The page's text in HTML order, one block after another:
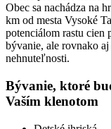
Obec sa nachádza na
km od mesta Vysoké
potenciálom rastu
bývanie, ale rovnako
nehnuteľnosti.
Bývanie, ktoré
Vaším klenotom